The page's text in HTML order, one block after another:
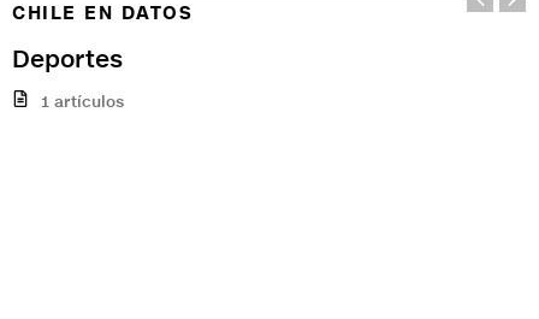
CHILE EN DATOS
Deportes
1 artículos